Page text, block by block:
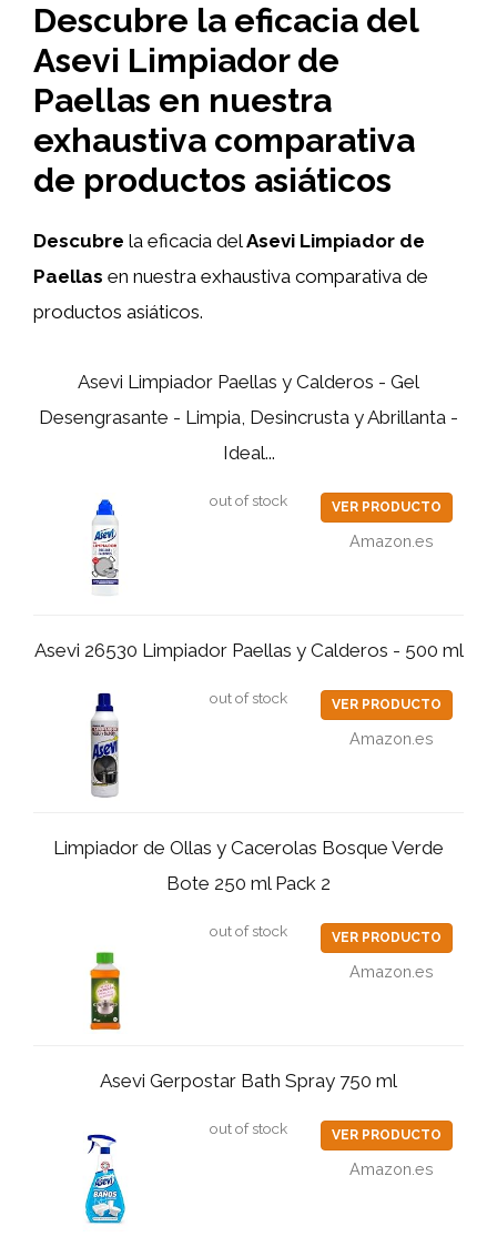
Descubre la eficacia del
Asevi Limpiador de
Paellas en nuestra
exhaustiva comparativa
de productos asiáticos
Descubre la eficacia delAsevi Limpiador de
Paellas en nuestra exhaustiva comparativa de
productos asiáticos.
Asevi Limpiador Paellas y Calderos - Gel
Desengrasante - Limpia, Desincrusta y Abrillanta -
Ideal...
out of stock VER PRODUCTO
Amazon.es
Asevi 26530 Limpiador Paellas y Calderos - 500 ml
out of stock VER PRODUCTO
Amazon.es
Limpiador de Ollas y Cacerolas Bosque Verde
Bote 250 ml Pack 2
out of stock VER PRODUCTO
Amazon.es
Asevi Gerpostar Bath Spray 750 ml
out of stock VER PRODUCTO
Amazon.es